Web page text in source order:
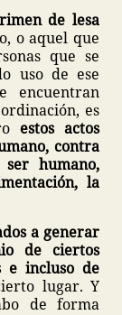
de lesa
o aquel que
que se
uso de ese
encuentran
es
estos actos
contra
humano,
la
a generar
de ciertos
e incluso de
lugar. Y
de forma